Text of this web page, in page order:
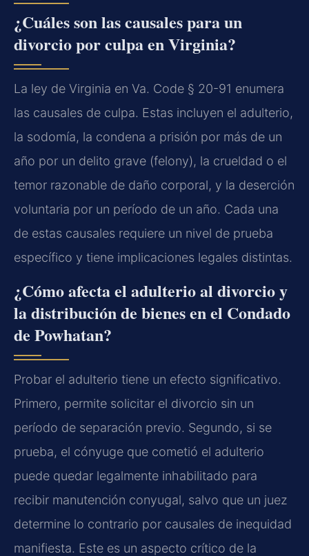
¿Cuáles son las causales para un
divorcio por culpa en Virginia?
La ley de Virginia en Va. Code § 20-91 enumera
las causales de culpa. Estas incluyen el adulterio,
la sodomía, la condena a prisión por más de un
año por un delito grave (felony), la crueldad o el
temor razonable de daño corporal, y la deserción
voluntaria por un período de un año. Cada una
de estas causales requiere un nivel de prueba
específico y tiene implicaciones legales distintas.
¿Cómo afecta el adulterio al divorcio y
la distribución de bienes en el Condado
de Powhatan?
Probar el adulterio tiene un efecto significativo.
Primero, permite solicitar el divorcio sin un
período de separación previo. Segundo, si se
prueba, el cónyuge que cometió el adulterio
puede quedar legalmente inhabilitado para
recibir manutención conyugal, salvo que un juez
determine lo contrario por causales de inequidad
manifiesta. Este es un aspecto crítico de la